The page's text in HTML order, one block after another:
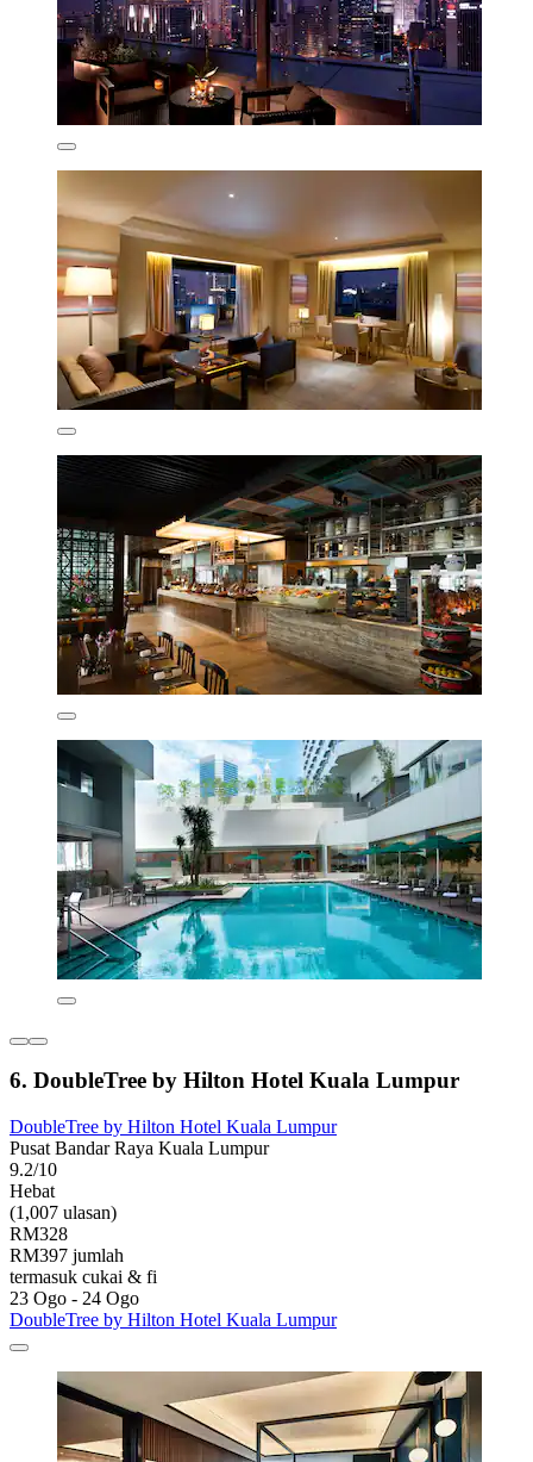
6. DoubleTree by Hilton Hotel Kuala Lumpur
DoubleTree by Hilton Hotel Kuala Lumpur
Pusat Bandar Raya Kuala Lumpur
9.2/10
Hebat
(1,007 ulasan)
RM328
RM397 jumlah
termasuk cukai & fi
23 Ogo - 24 Ogo
DoubleTree by Hilton Hotel Kuala Lumpur